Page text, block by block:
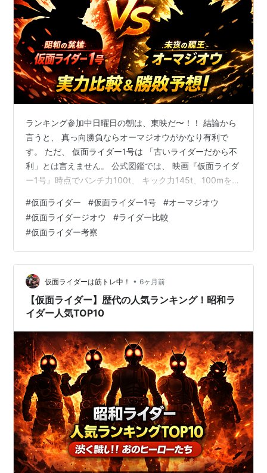
ランキング参加中日曜日の朝は、東映だ〜！！ 結論から
言うと、 真っ向勝負ならオーマジオウがかなり有利で
す。 ただ、 仮面ライダー1号は 「古いライダーだから不
利」とは言えません。 公式図鑑では、 映画『仮面ライダ
ー1号』時点でパンチ力100t、 キック力145t、100mを
能です。 しかも1号は、 ライダーキックだけの人ではあ
りません。 投げ技、連携技、バイクを使った 体当たりま
で持っていて、 かなり戦い方が広いライダーです。 だか
らこの勝負は、 「昔 vs 今」で終わらせるのはもったい
ないんです。😊 この記事では、 仮面ライダー1号と 最…
#仮面ライダー #仮面ライダー1号 #オーマジオウ
#仮面ライダージオウ #ライダー比較
#仮面ライダー考察
仮面ライダーは筋トレ中！ • 6ヶ月前
【仮面ライダー】歴代の人気ランキング！昭和ラ
イダー人気TOP10